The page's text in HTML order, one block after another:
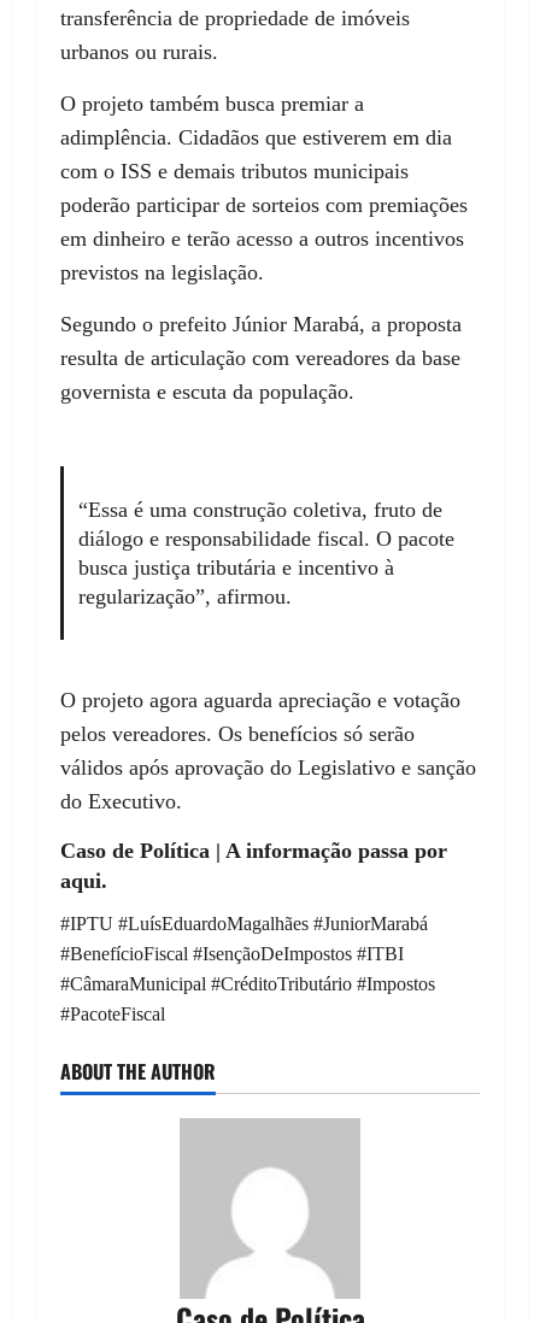
transferência de propriedade de imóveis
urbanos ou rurais.
O projeto também busca premiar a
adimplência. Cidadãos que estiverem em dia
com o ISS e demais tributos municipais
poderão participar de sorteios com premiações
em dinheiro e terão acesso a outros incentivos
previstos na legislação.
Segundo o prefeito Júnior Marabá, a proposta
resulta de articulação com vereadores da base
governista e escuta da população.
“Essa é uma construção coletiva, fruto de
diálogo e responsabilidade fiscal. O pacote
busca justiça tributária e incentivo à
regularização”, afirmou.
O projeto agora aguarda apreciação e votação
pelos vereadores. Os benefícios só serão
válidos após aprovação do Legislativo e sanção
do Executivo.
Caso de Política | A informação passa por
aqui.
#IPTU #LuísEduardoMagalhães #JuniorMarabá
#BenefícioFiscal #IsençãoDeImpostos #ITBI
#CâmaraMunicipal #CréditoTributário #Impostos
#PacoteFiscal
ABOUT THE AUTHOR